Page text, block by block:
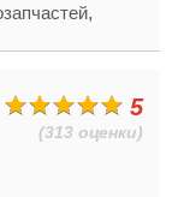
,
5
(313 оценки)